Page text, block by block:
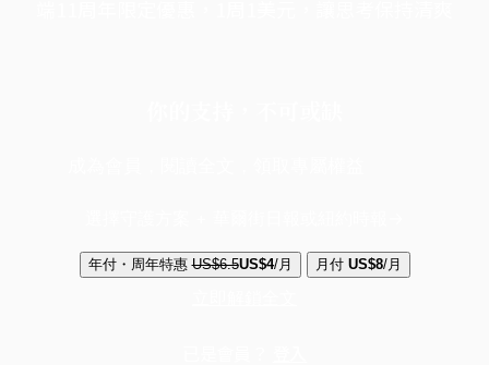
年付・周年特惠 US$6.5US$4/月 月付 US$8/月